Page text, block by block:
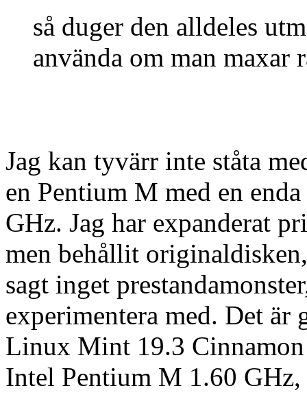
så duger den alldeles
använda om man maxar
Jag kan tyvärr inte ståta
en Pentium M med en
GHz. Jag har expanderat
men behållit
sagt inget
experimentera med. Det
Linux Mint 19.3
Intel Pentium M 1.60